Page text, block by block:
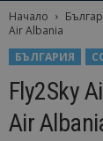
Начало
Air Albania
БЪЛГАРИЯ
Fly2Sky
Air